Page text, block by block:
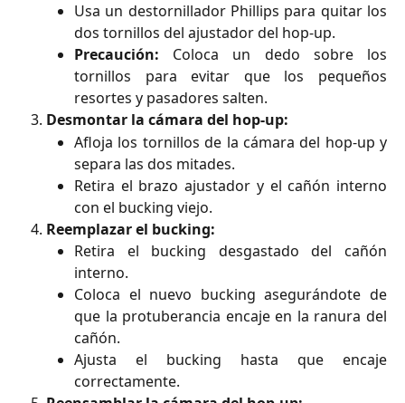
Usa un destornillador Phillips para quitar los
dos tornillos del ajustador del hop-up.
Precaución: Coloca un dedo sobre los
tornillos para evitar que los pequeños
resortes y pasadores salten.
Desmontar la cámara del hop-up:
Afloja los tornillos de la cámara del hop-up y
separa las dos mitades.
Retira el brazo ajustador y el cañón interno
con el bucking viejo.
Reemplazar el bucking:
Retira el bucking desgastado del cañón
interno.
Coloca el nuevo bucking asegurándote de
que la protuberancia encaje en la ranura del
cañón.
Ajusta el bucking hasta que encaje
correctamente.